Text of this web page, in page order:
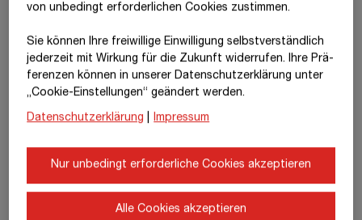
Anteil des Konzerns am sonstigen
4.342
Anteil des Konzerns am Gesamtergebnis 16.516 9.297
Erhaltene Dividenden -12.300
Anteil des Konzerns am
Firmenwert 87.084
Equity-Buchwert am 31.12. 202.528 198.312
von unbedingt erforderlichen Cookies zustimmen.
Sie können Ihre freiwillige Einwilligung selbstverständlich
jederzeit mit Wirkung für die Zukunft widerrufen. Ihre Prä­
fe­renzen können in unserer Datenschutzerklärung unter
„Cookie-Einstellungen“ geändert werden.
Datenschutzerklärung Impressum
Nur unbedingt erforderliche Cookies akzeptieren
Alle Cookies akzeptieren